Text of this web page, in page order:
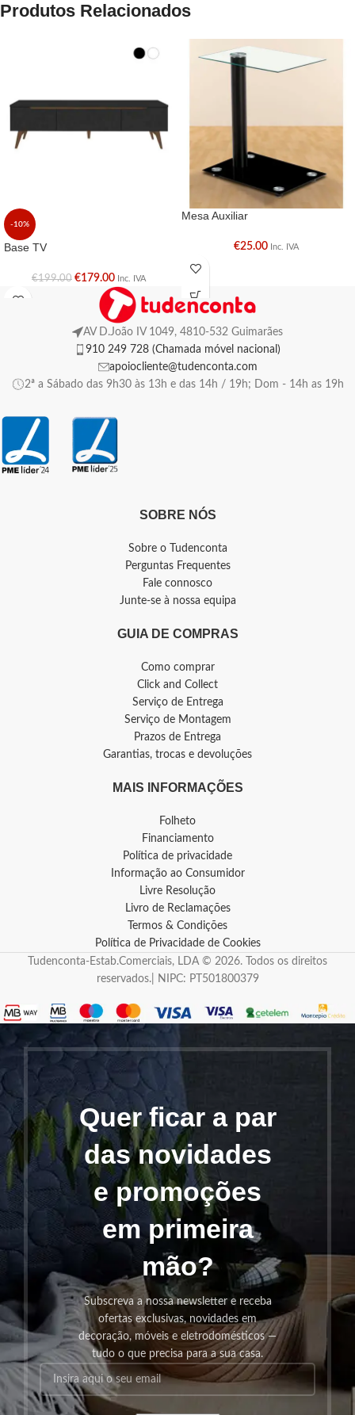
Produtos Relacionados
-10%
Base TV
€199.00 €179.00 Inc. IVA
Mesa Auxiliar
€25.00 Inc. IVA
AV D.João IV 1049, 4810-532 Guimarães
910 249 728 (Chamada móvel nacional)
apoiocliente@tudenconta.com
2ª a Sábado das 9h30 às 13h e das 14h / 19h; Dom - 14h as 19h
SOBRE NÓS
Sobre o Tudenconta
Perguntas Frequentes
Fale connosco
Junte-se à nossa equipa
GUIA DE COMPRAS
Como comprar
Click and Collect
Serviço de Entrega
Serviço de Montagem
Prazos de Entrega
Garantias, trocas e devoluções
MAIS INFORMAÇÕES
Folheto
Financiamento
Política de privacidade
Informação ao Consumidor
Livre Resolução
Livro de Reclamações
Termos & Condições
Política de Privacidade de Cookies
Tudenconta-Estab.Comerciais, LDA © 2026. Todos os direitos
reservados.| NIPC: PT501800379
Quer ficar a par
das novidades
e promoções
em primeira
mão?
Subscreva a nossa newsletter e receba
ofertas exclusivas, novidades em
decoração, móveis e eletrodomésticos —
tudo o que precisa para a sua casa.